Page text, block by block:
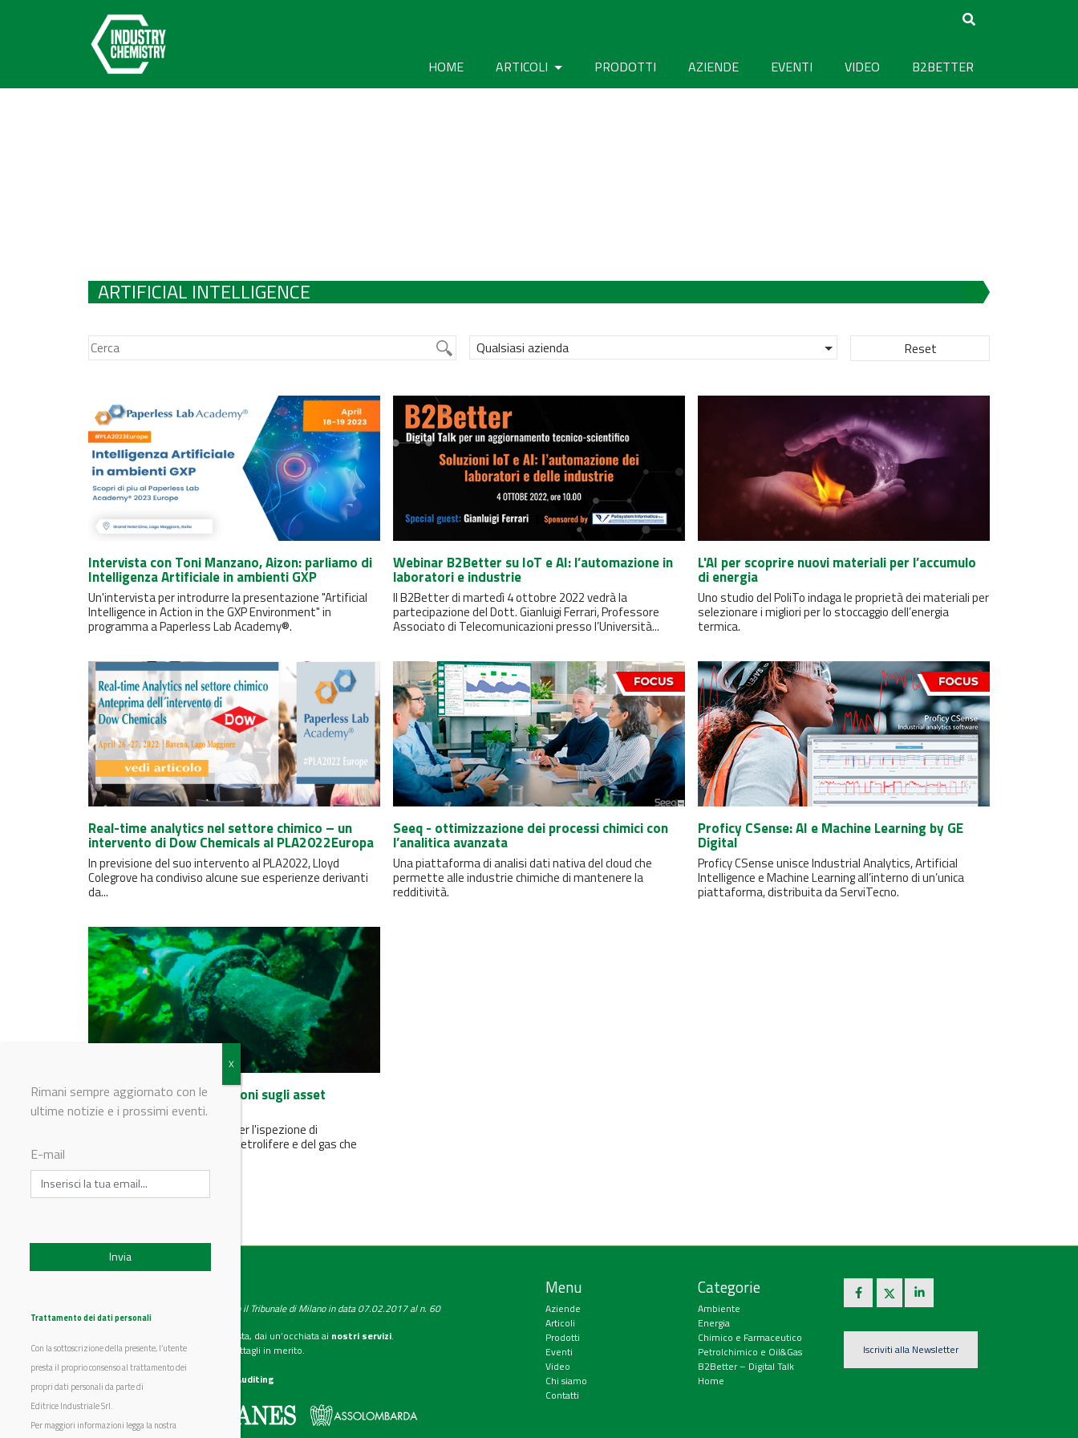
HOME ARTICOLI PRODOTTI AZIENDE EVENTI VIDEO B2BETTER
ARTIFICIAL INTELLIGENCE
Qualsiasi azienda Reset
Intervista con Toni Manzano, Aizon: parliamo di
Intelligenza Artificiale in ambienti GXP
Un'intervista per introdurre la presentazione "Artificial
Intelligence in Action in the GXP Environment" in
programma a Paperless Lab Academy®.
Webinar B2Better su IoT e AI: l’automazione in
laboratori e industrie
Il B2Better di martedì 4 ottobre 2022 vedrà la
partecipazione del Dott. Gianluigi Ferrari, Professore
Associato di Telecomunicazioni presso l’Università...
L'AI per scoprire nuovi materiali per l’accumulo
di energia
Uno studio del PoliTo indaga le proprietà dei materiali per
selezionare i migliori per lo stoccaggio dell’energia
termica.
Real-time analytics nel settore chimico – un
intervento di Dow Chemicals al PLA2022Europa
In previsione del suo intervento al PLA2022, Lloyd
Colegrove ha condiviso alcune sue esperienze derivanti
da...
Seeq - ottimizzazione dei processi chimici con
l’analitica avanzata
Una piattaforma di analisi dati nativa del cloud che
permette alle industrie chimiche di mantenere la
redditività.
Proficy CSense: AI e Machine Learning by GE
Digital
Proficy CSense unisce Industrial Analytics, Artificial
Intelligence e Machine Learning all’interno di un’unica
piattaforma, distribuita da ServiTecno.
Rivoluzione AI nelle ispezioni sugli asset
offshore
L’AI alla base di un software per l'ispezione di
infrastrutture sottomarine petrolifere e del gas che
Testata giornalistica registrata presso il Tribunale di Milano in data 07.02.2017 al n. 60
Se vuoi diventare nostro inserzionista, dai un’occhiata ai nostri servizi.
Scarica il mediakitper maggiori dettagli in merito.
CSST WebAuditing
Editrice Industriale è associata a:
Menu
Aziende
Articoli
Prodotti
Eventi
Video
Chi siamo
Contatti
Categorie
Ambiente
Energia
Chimico e Farmaceutico
Petrolchimico e Oil&Gas
B2Better – Digital Talk
Home
Iscriviti alla Newsletter
Rimani sempre aggiornato con le
ultime notizie e i prossimi eventi.
E-mail
Trattamento dei dati personali
Con la sottoscrizione della presente, l’utente
presta il proprio consenso al trattamento dei
propri dati personali da parte di
Editrice Industriale Srl.
Per maggiori informazioni legga la nostra